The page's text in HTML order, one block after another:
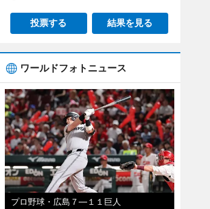
投票する 結果を見る
ワールドフォトニュース
プロ野球・広島７―１１巨人